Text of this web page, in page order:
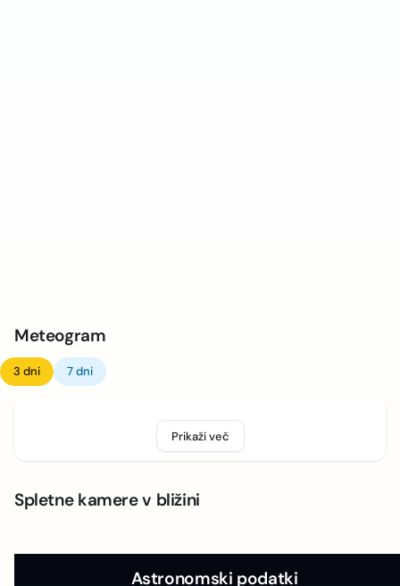
Meteogram
3 dni 7 dni
Prikaži več
Spletne kamere v bližini
Astronomski podatki